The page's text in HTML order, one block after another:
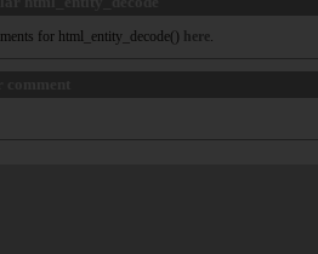
for html_entity_decode() here.